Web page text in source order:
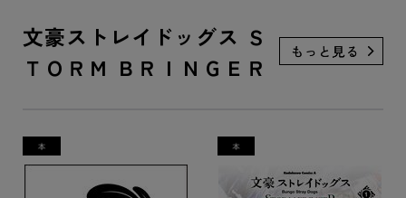
文豪ストレイドッグス Ｓ
ＴＯＲＭ ＢＲＩＮＧＥＲ